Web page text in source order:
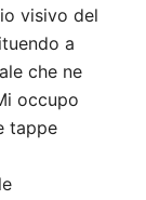
visivo del
a
che ne
occupo
tappe